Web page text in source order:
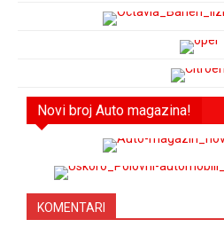
Novi broj Auto magazina!
KOMENTARI